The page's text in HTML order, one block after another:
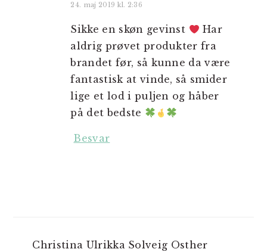
24. maj 2019 kl. 2:36
Sikke en skøn gevinst
Har
aldrig prøvet produkter fra
brandet før, så kunne da være
fantastisk at vinde, så smider
lige et lod i puljen og håber
på det bedste
Besvar
Christina Ulrikka Solveig Osther